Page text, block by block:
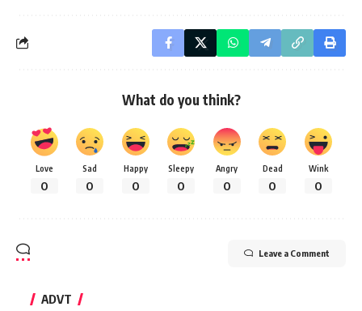
What do you think?
Love
0
Sad
0
Happy
0
Sleepy
0
Angry
0
Dead
0
Wink
0
Leave a Comment
ADVT